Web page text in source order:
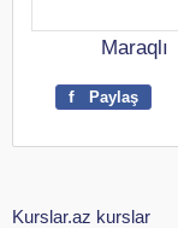
Maraqlı
f Paylaş
Kurslar.az kurslar